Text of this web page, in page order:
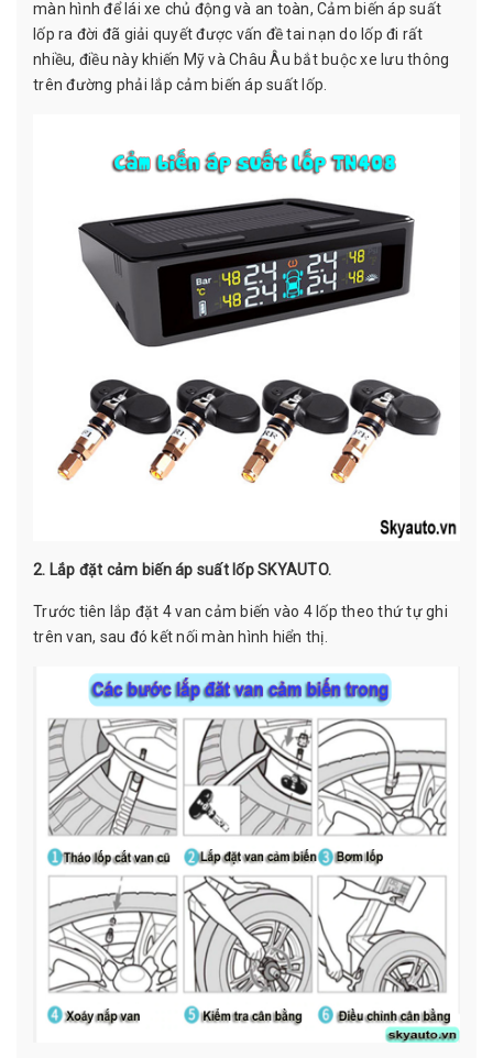
màn hình để lái xe chủ động và an toàn, Cảm biến áp suất
lốp ra đời đã giải quyết được vấn đề tai nạn do lốp đi rất
nhiều, điều này khiến Mỹ và Châu Âu bắt buộc xe lưu thông
trên đường phải lắp cảm biến áp suất lốp.
2. Lắp đặt cảm biến áp suất lốp SKYAUTO.
Trước tiên lắp đặt 4 van cảm biến vào 4 lốp theo thứ tự ghi
trên van, sau đó kết nối màn hình hiển thị.